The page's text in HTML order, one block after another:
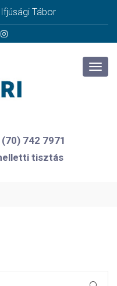
Tábor
742 7971
tisztás